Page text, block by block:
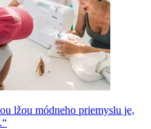
lžou módneho priemyslu je,